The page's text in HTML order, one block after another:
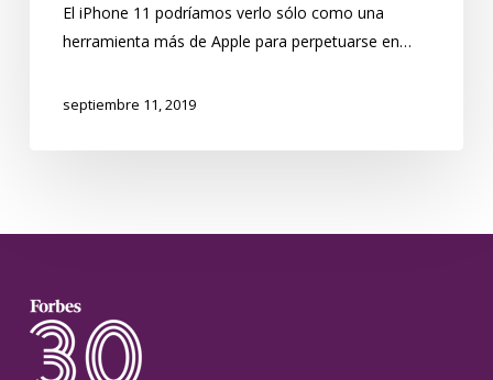
El iPhone 11 podríamos verlo sólo como una
herramienta más de Apple para perpetuarse en…
septiembre 11, 2019